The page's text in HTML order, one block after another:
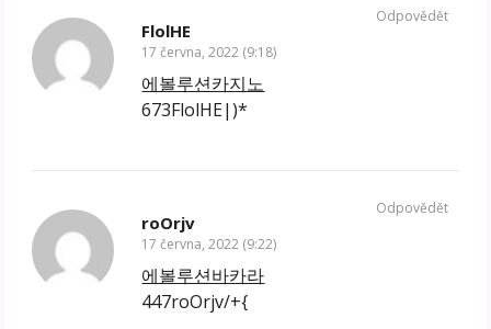
FlolHE
17 června, 2022 (9:18)
에볼루션카지노
673FlolHE|)*
Odpovědět
roOrjv
17 června, 2022 (9:22)
에볼루션바카라
447roOrjv/+{
Odpovědět